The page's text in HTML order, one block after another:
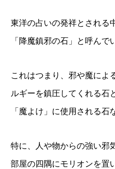
東洋の占いの発祥とされる
「降魔鎮邪の石」と呼んで
これはつまり、邪や魔によ
ルギーを鎮圧してくれる石
「魔よけ」に使用される石
特に、人や物からの強い邪
部屋の四隅にモリオンを置